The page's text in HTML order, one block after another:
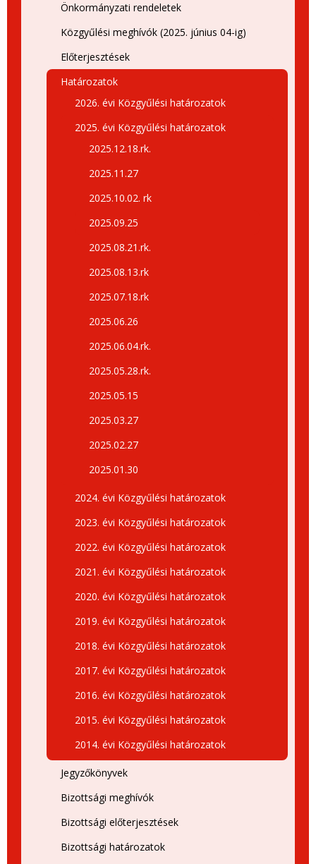
Önkormányzati rendeletek
Közgyűlési meghívók (2025. június 04-ig)
Előterjesztések
Határozatok
2026. évi Közgyűlési határozatok
2025. évi Közgyűlési határozatok
2025.12.18.rk.
2025.11.27
2025.10.02. rk
2025.09.25
2025.08.21.rk.
2025.08.13.rk
2025.07.18.rk
2025.06.26
2025.06.04.rk.
2025.05.28.rk.
2025.05.15
2025.03.27
2025.02.27
2025.01.30
2024. évi Közgyűlési határozatok
2023. évi Közgyűlési határozatok
2022. évi Közgyűlési határozatok
2021. évi Közgyűlési határozatok
2020. évi Közgyűlési határozatok
2019. évi Közgyűlési határozatok
2018. évi Közgyűlési határozatok
2017. évi Közgyűlési határozatok
2016. évi Közgyűlési határozatok
2015. évi Közgyűlési határozatok
2014. évi Közgyűlési határozatok
Jegyzőkönyvek
Bizottsági meghívók
Bizottsági előterjesztések
Bizottsági határozatok